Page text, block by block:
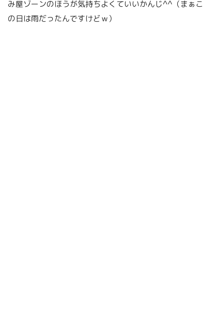
み屋ゾーンのほうが気持ちよくていいかんじ^^（まぁこ
の日は雨だったんですけどｗ）